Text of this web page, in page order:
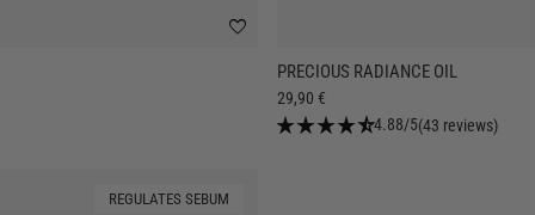
favorite
PRECIOUS RADIANCE OIL
29,90 €
star_ratestar_ratestar_ratestar_ratestar_rate_half4.88/5(43 reviews)
REGULATES SEBUM